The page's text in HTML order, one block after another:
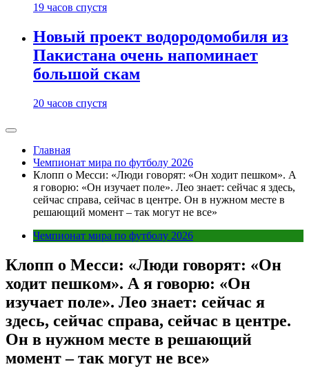
19 часов спустя
Новый проект водородомобиля из
Пакистана очень напоминает
большой скам
20 часов спустя
Главная
Чемпионат мира по футболу 2026
Клопп о Месси: «Люди говорят: «Он ходит пешком». А
я говорю: «Он изучает поле». Лео знает: сейчас я здесь,
сейчас справа, сейчас в центре. Он в нужном месте в
решающий момент – так могут не все»
Чемпионат мира по футболу 2026
Клопп о Месси: «Люди говорят: «Он
ходит пешком». А я говорю: «Он
изучает поле». Лео знает: сейчас я
здесь, сейчас справа, сейчас в центре.
Он в нужном месте в решающий
момент – так могут не все»